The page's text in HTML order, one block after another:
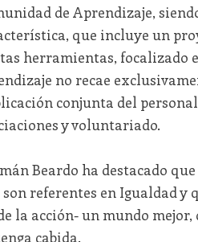
de Aprendizaje,
que incluye un
herramientas, focalizado
no recae
conjunta del
y voluntariado.
Beardo ha destacado
son referentes en Igualdad
la acción- un mundo
cabida.